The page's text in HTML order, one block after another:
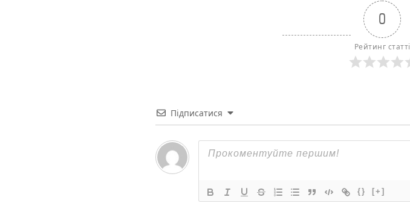
0
Рейтинг статті
Підписатися
{} [+]